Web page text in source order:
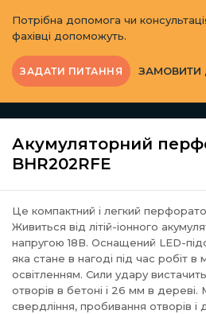
Потрібна допомога чи
фахівці допоможуть.
ЗАДАТИ ПИТАННЯ ЗАМОВИТИ
Акумуляторний
BHR202RFE
Це компактний і легкий
Живиться від літій-іонного
напругою 18В. Оснащений LED-
яка стане в нагоді під час робіт в
освітленням. Сили удару
отворів в бетоні і 26 мм в
свердління, пробивання отворів і